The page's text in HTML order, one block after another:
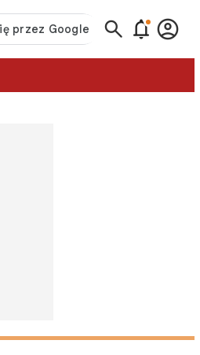
  